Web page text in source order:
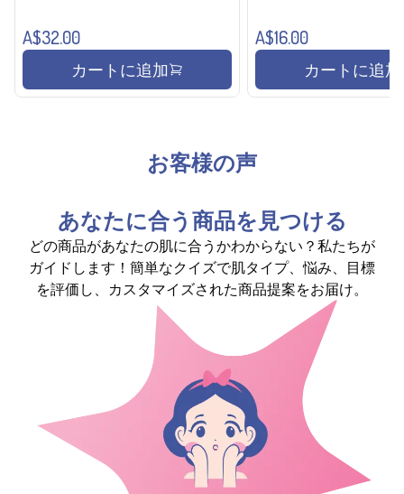
A$32.00
カートに追加
A$16.00
カートに追加
お客様の声
あなたに合う商品を見つける
どの商品があなたの肌に合うかわからない？私たちが
ガイドします！簡単なクイズで肌タイプ、悩み、目標
を評価し、カスタマイズされた商品提案をお届け。